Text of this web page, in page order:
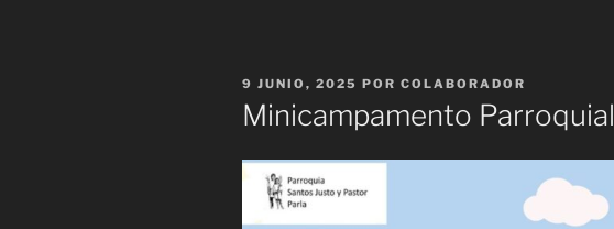
PUBLICADO
EL
9 JUNIO, 2025 POR COLABORADOR
Minicampamento Parroquial